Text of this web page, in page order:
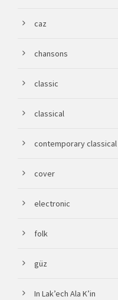
caz
chansons
classic
classical
contemporary classical
cover
electronic
folk
güz
In Lak’ech Ala K’in